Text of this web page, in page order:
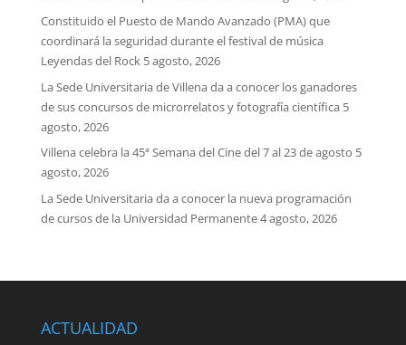
Constituido el Puesto de Mando Avanzado (PMA) que
coordinará la seguridad durante el festival de música
Leyendas del Rock 5 agosto, 2026
La Sede Universitaria de Villena da a conocer los ganadores
de sus concursos de microrrelatos y fotografía científica 5
agosto, 2026
Villena celebra la 45ª Semana del Cine del 7 al 23 de agosto 5
agosto, 2026
La Sede Universitaria da a conocer la nueva programación
de cursos de la Universidad Permanente4 agosto, 2026
ACTUALIDAD